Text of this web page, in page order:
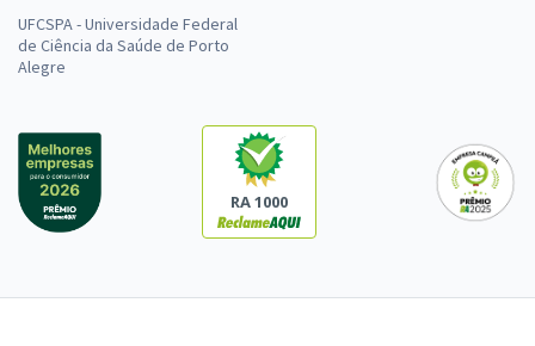
UFCSPA - Universidade Federal
de Ciência da Saúde de Porto
Alegre
RA 1000